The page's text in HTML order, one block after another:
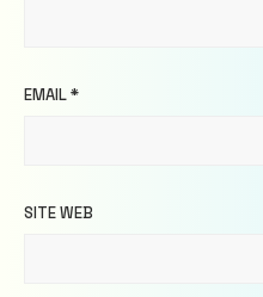
EMAIL*
SITE WEB